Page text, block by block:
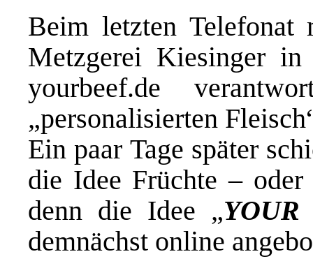
Beim letzten
Metzgerei Kiesinger in
yourbeef.de
„personalisierten
Ein paar Tage später
die Idee Früchte –
denn die Idee „
demnächst online